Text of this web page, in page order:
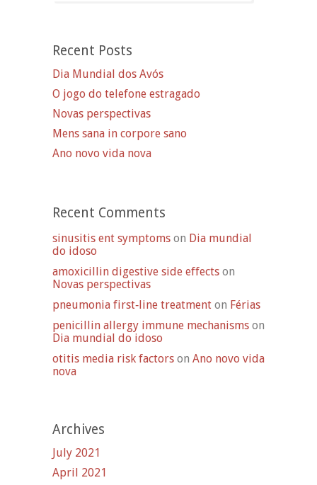
Recent Posts
Dia Mundial dos Avós
O jogo do telefone estragado
Novas perspectivas
Mens sana in corpore sano
Ano novo vida nova
Recent Comments
sinusitis ent symptoms on Dia mundial
do idoso
amoxicillin digestive side effects on
Novas perspectivas
pneumonia first‑line treatment on Férias
penicillin allergy immune mechanisms on
Dia mundial do idoso
otitis media risk factors on Ano novo vida
nova
Archives
July 2021
April 2021